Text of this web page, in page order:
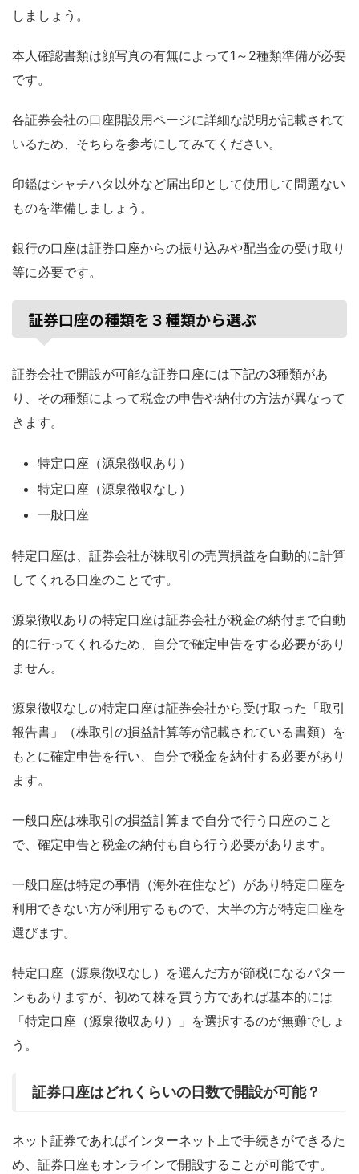
しましょう。
本人確認書類は顔写真の有無によって1～2種類準備が必要
です。
各証券会社の口座開設用ページに詳細な説明が記載されて
いるため、そちらを参考にしてみてください。
印鑑はシャチハタ以外など届出印として使用して問題ない
ものを準備しましょう。
銀行の口座は証券口座からの振り込みや配当金の受け取り
等に必要です。
証券口座の種類を３種類から選ぶ
証券会社で開設が可能な証券口座には下記の3種類があ
り、その種類によって税金の申告や納付の方法が異なって
きます。
特定口座（源泉徴収あり）
特定口座（源泉徴収なし）
一般口座
特定口座は、証券会社が株取引の売買損益を自動的に計算
してくれる口座のことです。
源泉徴収ありの特定口座は証券会社が税金の納付まで自動
的に行ってくれるため、自分で確定申告をする必要があり
ません。
源泉徴収なしの特定口座は証券会社から受け取った「取引
報告書」（株取引の損益計算等が記載されている書類）を
もとに確定申告を行い、自分で税金を納付する必要があり
ます。
一般口座は株取引の損益計算まで自分で行う口座のこと
で、確定申告と税金の納付も自ら行う必要があります。
一般口座は特定の事情（海外在住など）があり特定口座を
利用できない方が利用するもので、大半の方が特定口座を
選びます。
特定口座（源泉徴収なし）を選んだ方が節税になるパター
ンもありますが、初めて株を買う方であれば基本的には
「特定口座（源泉徴収あり）」を選択するのが無難でしょ
う。
証券口座はどれくらいの日数で開設が可能？
ネット証券であればインターネット上で手続きができるた
め、証券口座もオンラインで開設することが可能です。